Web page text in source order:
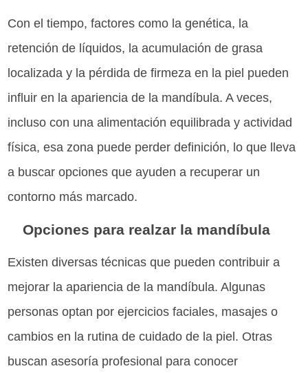
Con el tiempo, factores como la genética, la
retención de líquidos, la acumulación de grasa
localizada y la pérdida de firmeza en la piel pueden
influir en la apariencia de la mandíbula. A veces,
incluso con una alimentación equilibrada y actividad
física, esa zona puede perder definición, lo que lleva
a buscar opciones que ayuden a recuperar un
contorno más marcado.
Opciones para realzar la mandíbula
Existen diversas técnicas que pueden contribuir a
mejorar la apariencia de la mandíbula. Algunas
personas optan por ejercicios faciales, masajes o
cambios en la rutina de cuidado de la piel. Otras
buscan asesoría profesional para conocer